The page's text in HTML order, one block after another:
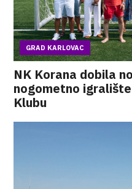
GRAD KARLOVAC
NK Korana dobila
nogometno
Klubu